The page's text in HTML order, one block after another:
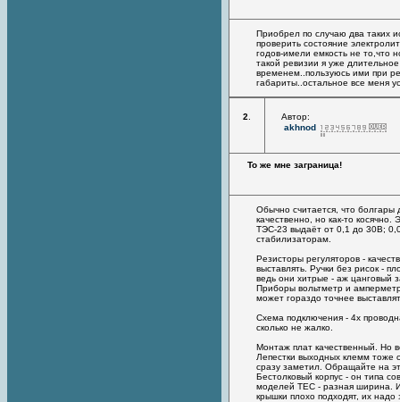
Приобрел по случаю два таких
проверить состояние
годов-имели емкость не
такой ревизии я уже
временем..пользуюсь ими при
габариты..остальное все меня
2
Автор:
akhnod
То же мне заграница!
Обычно считается, что
качественно, но как-то косячно.
ТЭС-23 выдаёт от 0,1 до 30В;
стабилизаторам.
Резисторы регуляторов -
выставлять. Ручки без рисок -
ведь они хитрые - аж цанговый
Приборы вольтметр и
может гораздо точнее
Схема подключения - 4х
сколько не жалко.
Монтаж плат качественный. Но
Лепестки выходных клемм тоже
сразу заметил. Обращайте на
Бестолковый корпус - он типа
моделей ТЕС - разная ширина. И
крышки плохо подходят, их надо